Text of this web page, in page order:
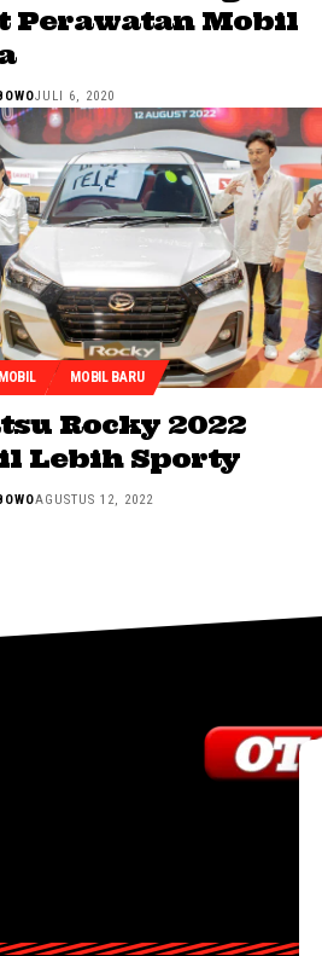
Perawatan Mobil
JULI 6, 2020
MOBIL MOBIL BARU
Rocky 2022
Lebih Sporty
AGUSTUS 12, 2022